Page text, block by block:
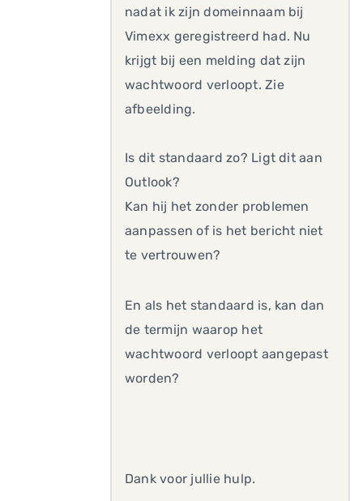
nadat ik zijn domeinnaam bij
Vimexx geregistreerd had. Nu
krijgt bij een melding dat zijn
wachtwoord verloopt. Zie
afbeelding.
Is dit standaard zo? Ligt dit aan
Outlook?
Kan hij het zonder problemen
aanpassen of is het bericht niet
te vertrouwen?
En als het standaard is, kan dan
de termijn waarop het
wachtwoord verloopt aangepast
worden?
Dank voor jullie hulp.